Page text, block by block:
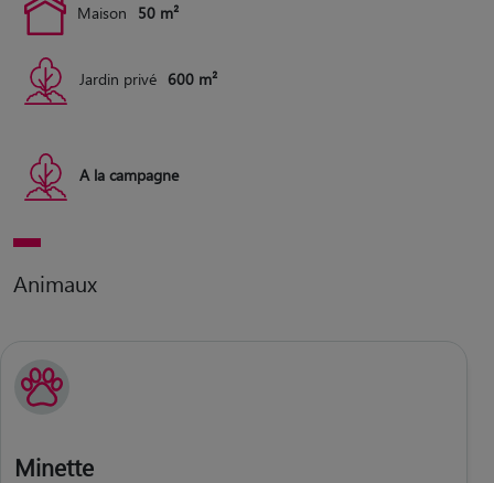
Maison 50 m²
Jardin privé 600 m²
A la campagne
Animaux
Minette